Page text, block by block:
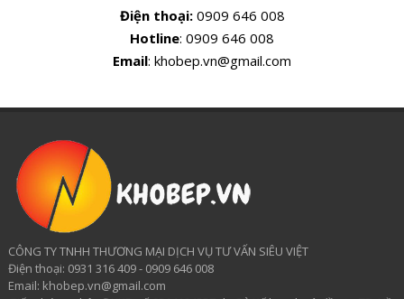
Điện thoại:0909 646 008
Hotline: 0909 646 008
Email: khobep.vn@gmail.com
CÔNG TY TNHH THƯƠNG MẠI DỊCH VỤ TƯ VẤN SIÊU VIỆT
​Điện thoại: 0931 316 409 - 0909 646 008
Email: khobep.vn@gmail.com